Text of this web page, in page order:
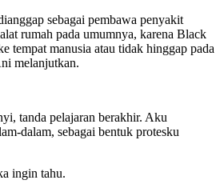
sebagai pembawa penyakit
rumah pada umumnya, karena Black
tempat manusia atau tidak hinggap pada
melanjutkan.
tanda pelajaran berakhir. Aku
dalam, sebagai bentuk protesku
ingin tahu.